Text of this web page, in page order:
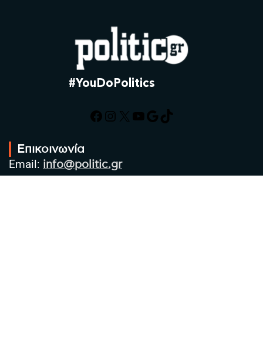
#YouDoPolitics
Facebook
Instagram
X YouTube
Google
TikTok
Επικοινωνία
Email: info@politic.gr
Τηλ: